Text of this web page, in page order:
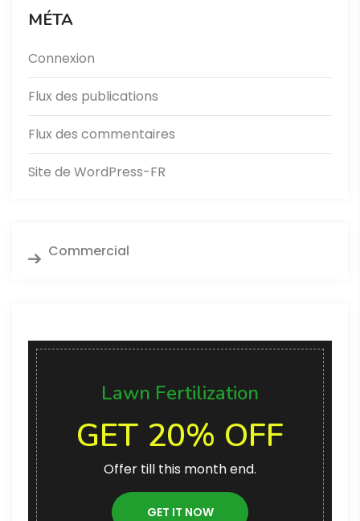
MÉTA
Connexion
Flux des publications
Flux des commentaires
Site de WordPress-FR
Commercial
Lawn Fertilization
GET 20% OFF
Offer till this month end.
GET IT NOW